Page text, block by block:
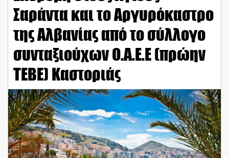
Σαράντα και το Αργυρόκαστρο
της Αλβανίας από το σύλλογο
συνταξιούχων Ο.Α.Ε.Ε (πρώην
ΤΕΒΕ) Καστοριάς